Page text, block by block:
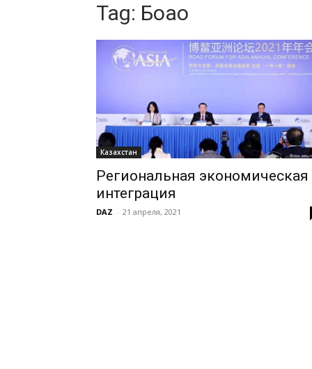
Tag: Боао
Казахстан
Региональная экономическая
интеграция
DAZ - 21 апреля, 2021